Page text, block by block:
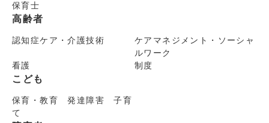
保育士
高齢者
認知症ケア・介護技術
ケアマネジメント・ソーシャ
ルワーク
看護
制度
こども
保育・教育 発達障害 子育
て